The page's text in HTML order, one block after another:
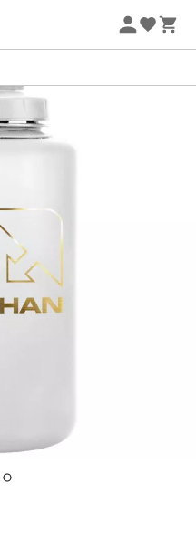
2 produktů* s kódem